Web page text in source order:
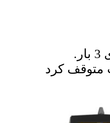
متوقف کرد